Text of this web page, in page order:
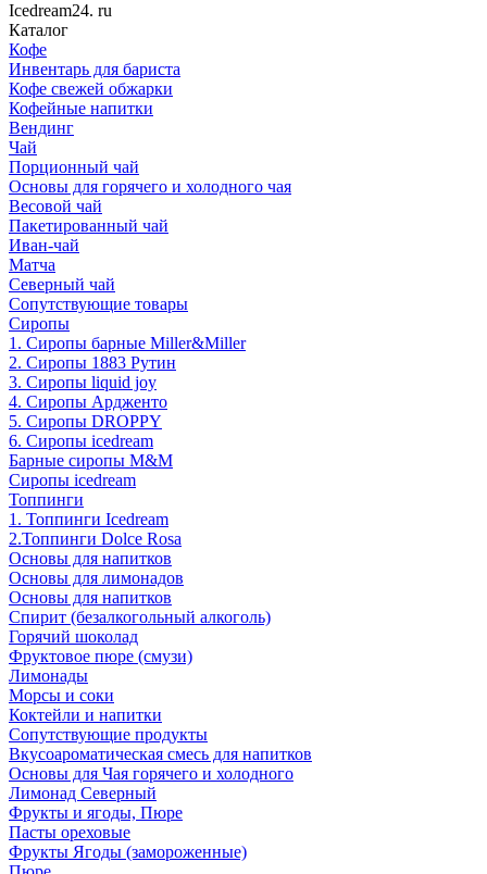
Icedream24. ru
Каталог
Кофе
Инвентарь для бариста
Кофе свежей обжарки
Кофейные напитки
Вендинг
Чай
Порционный чай
Основы для горячего и холодного чая
Весовой чай
Пакетированный чай
Иван-чай
Матча
Северный чай
Сопутствующие товары
Сиропы
1. Сиропы барные Miller&Miller
2. Сиропы 1883 Рутин
3. Cиропы liquid joy
4. Cиропы Ардженто
5. Сиропы DROPPY
6. Сиропы icedream
Барные сиропы M&M
Сиропы icedream
Топпинги
1. Топпинги Icedream
2.Топпинги Dolce Rosa
Основы для напитков
Основы для лимонадов
Основы для напитков
Спирит (безалкогольный алкоголь)
Горячий шоколад
Фруктовое пюре (смузи)
Лимонады
Морсы и соки
Коктейли и напитки
Сопутствующие продукты
Вкусоароматическая смесь для напитков
Основы для Чая горячего и холодного
Лимонад Северный
Фрукты и ягоды, Пюре
Пасты ореховые
Фрукты Ягоды (замороженные)